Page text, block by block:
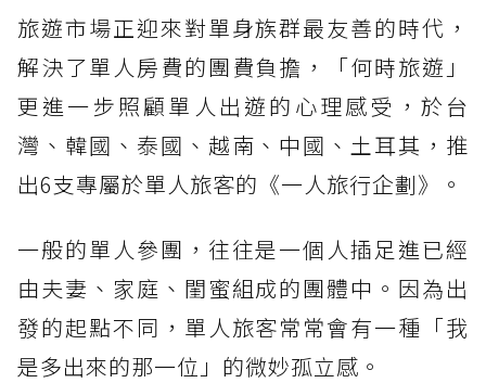
旅遊市場正迎來對單身族群最友善的時代，
解決了單人房費的團費負擔，「何時旅遊」
更進一步照顧單人出遊的心理感受，於台
灣、韓國、泰國、越南、中國、土耳其，推
出6支專屬於單人旅客的《一人旅行企劃》。
一般的單人參團，往往是一個人插足進已經
由夫妻、家庭、閨蜜組成的團體中。因為出
發的起點不同，單人旅客常常會有一種「我
是多出來的那一位」的微妙孤立感。